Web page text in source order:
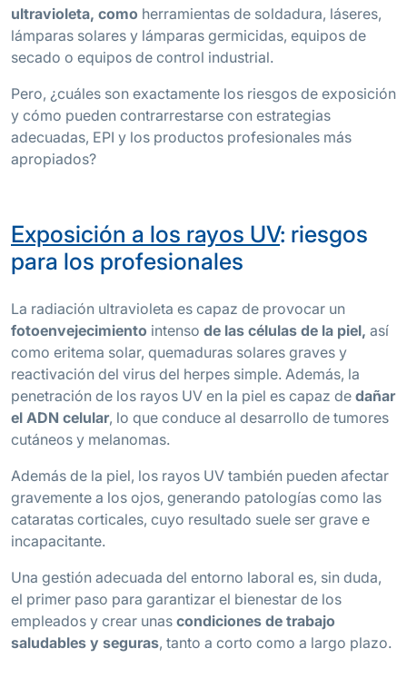
ultravioleta, como herramientas de soldadura, láseres,
lámparas solares y lámparas germicidas, equipos de
secado o equipos de control industrial.
Pero, ¿cuáles son exactamente los riesgos de exposición
y cómo pueden contrarrestarse con estrategias
adecuadas, EPI y los productos profesionales más
apropiados?
Exposición a los rayos UV: riesgos
para los profesionales
La radiación ultravioleta es capaz de provocar un
fotoenvejecimiento intenso de las células de la piel, así
como eritema solar, quemaduras solares graves y
reactivación del virus del herpes simple. Además, la
penetración de los rayos UV en la piel es capaz de dañar
el ADN celular, lo que conduce al desarrollo de tumores
cutáneos y melanomas.
Además de la piel, los rayos UV también pueden afectar
gravemente a los ojos, generando patologías como las
cataratas corticales, cuyo resultado suele ser grave e
incapacitante.
Una gestión adecuada del entorno laboral es, sin duda,
el primer paso para garantizar el bienestar de los
empleados y crear unas condiciones de trabajo
saludables y seguras, tanto a corto como a largo plazo.